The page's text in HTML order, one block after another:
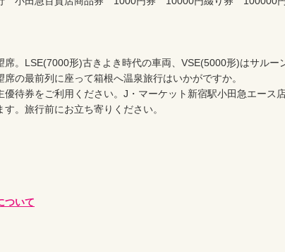
席。LSE(7000形)古きよき時代の車両、VSE(5000形)はサルー
の最前列に座って箱根へ温泉旅行はいかがですか。
優待券をご利用ください。J・マーケット新宿駅小田急エース
。旅行前にお立ち寄りください。
ついて